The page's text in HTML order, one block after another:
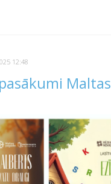
12:48
Maltas